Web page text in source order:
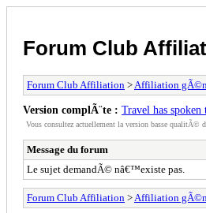
Forum Club
Forum Club Affiliation > Affiliation
Version complÃ¨te : Travel has
Vous consultez actuellement la version basse qualitÃ©
Message du forum
Le sujet demandÃ© nâ€™existe pas.
Forum Club Affiliation > Affiliation